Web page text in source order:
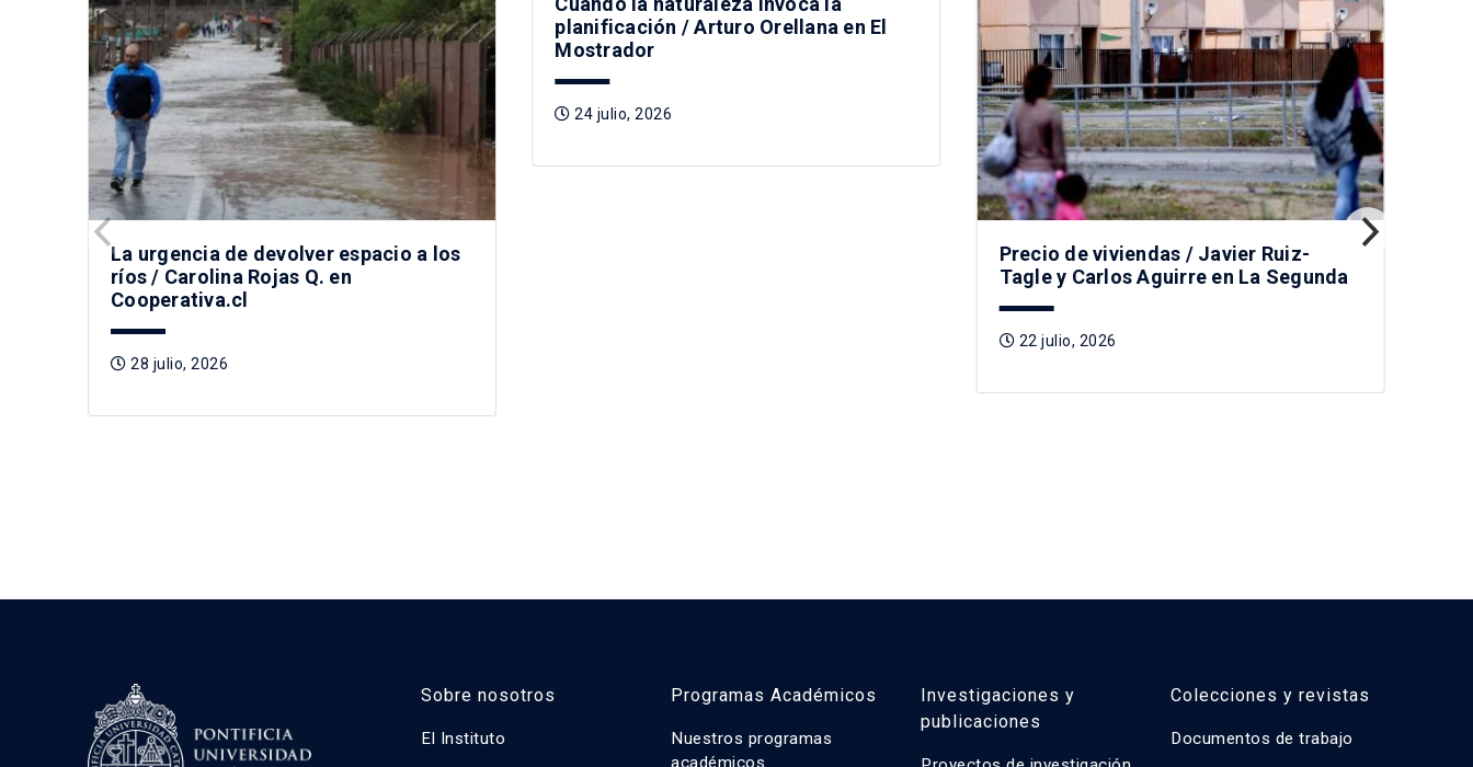
La urgencia de devolver espacio a los
ríos / Carolina Rojas Q. en
Cooperativa.cl
28 julio, 2026
planificación / Arturo Orellana en El
Mostrador
24 julio, 2026
Precio de viviendas / Javier Ruiz-
Tagle y Carlos Aguirre en La Segunda
22 julio, 2026
Sobre nosotros
El Instituto
Programas Académicos
Nuestros programas
académicos
Investigaciones y
publicaciones
Colecciones y revistas
Documentos de trabajo